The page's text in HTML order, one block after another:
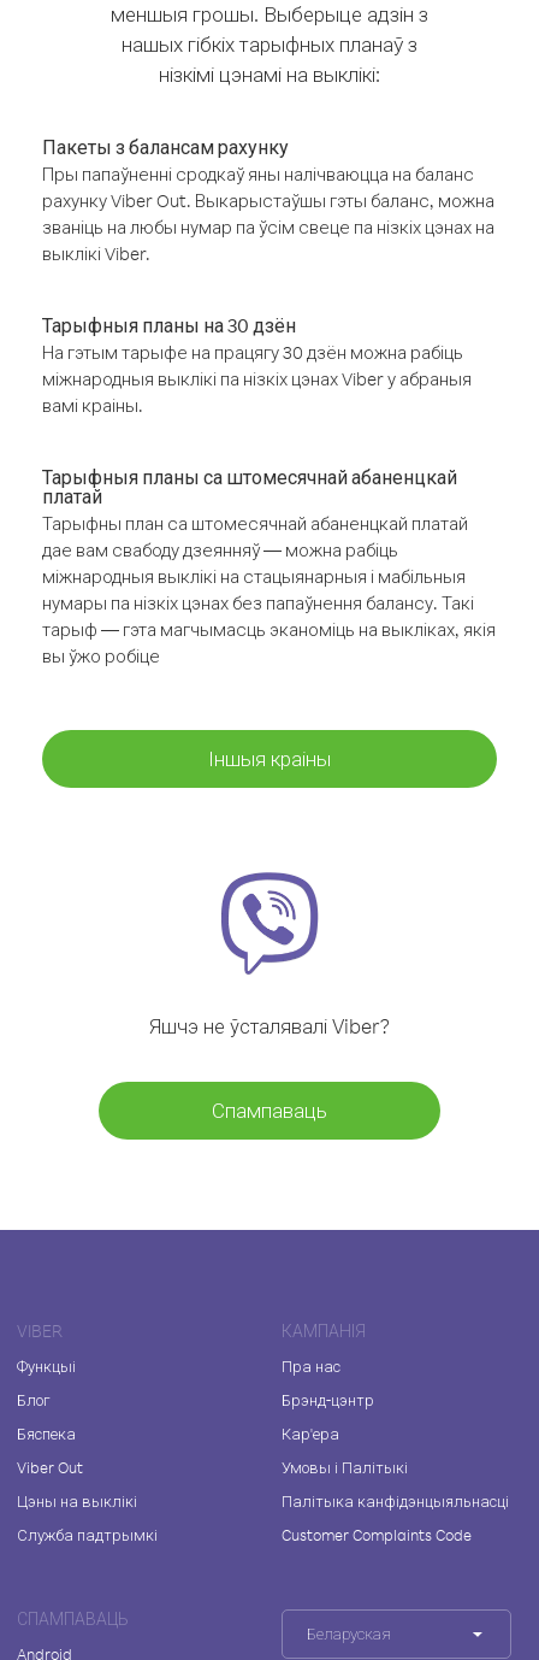
меншыя грошы. Выберыце адзін з
нашых гібкіх тарыфных планаў з
нізкімі цэнамі на выклікі:
Пакеты з балансам рахунку
Пры папаўненні сродкаў яны налічваюцца на баланс
рахунку Viber Out. Выкарыстаўшы гэты баланс, можна
званіць на любы нумар па ўсім свеце па нізкіх цэнах на
выклікі Viber.
Тарыфныя планы на 30 дзён
На гэтым тарыфе на працягу 30 дзён можна рабіць
міжнародныя выклікі па нізкіх цэнах Viber у абраныя
вамі краіны.
Тарыфныя планы са штомесячнай абаненцкай
платай
Тарыфны план са штомесячнай абаненцкай платай
дае вам свабоду дзеянняў — можна рабіць
міжнародныя выклікі на стацыянарныя і мабільныя
нумары па нізкіх цэнах без папаўнення балансу. Такі
тарыф — гэта магчымасць эканоміць на выкліках, якія
вы ўжо робіце
Іншыя краіны
Яшчэ не ўсталявалі Viber?
Спампаваць
VIBER
Функцыі
Блог
Бяспека
Viber Out
Цэны на выклікі
Служба падтрымкі
КАМПАНІЯ
Пра нас
Брэнд-цэнтр
Кар'ера
Умовы і Палітыкі
Палітыка канфідэнцыяльнасці
Customer Complaints Code
СПАМПАВАЦЬ
Android
Беларуская